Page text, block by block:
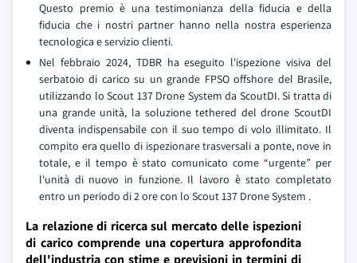
Questo premio è una testimonianza della fiducia e della
fiducia che i nostri partner hanno nella nostra esperienza
tecnologica e servizio clienti.
Nel febbraio 2024, TDBR ha eseguito l'ispezione visiva del
serbatoio di carico su un grande FPSO offshore del Brasile,
utilizzando lo Scout 137 Drone System da ScoutDI. Si tratta di
una grande unità, la soluzione tethered del drone ScoutDI
diventa indispensabile con il suo tempo di volo illimitato. Il
compito era quello di ispezionare trasversali a ponte, nove in
totale, e il tempo è stato comunicato come “urgente” per
l'unità di nuovo in funzione. Il lavoro è stato completato
entro un periodo di 2 ore con lo Scout 137 Drone System .
La relazione di ricerca sul mercato delle ispezioni
di carico comprende una copertura approfondita
dell'industria con stime e previsioni in termini di